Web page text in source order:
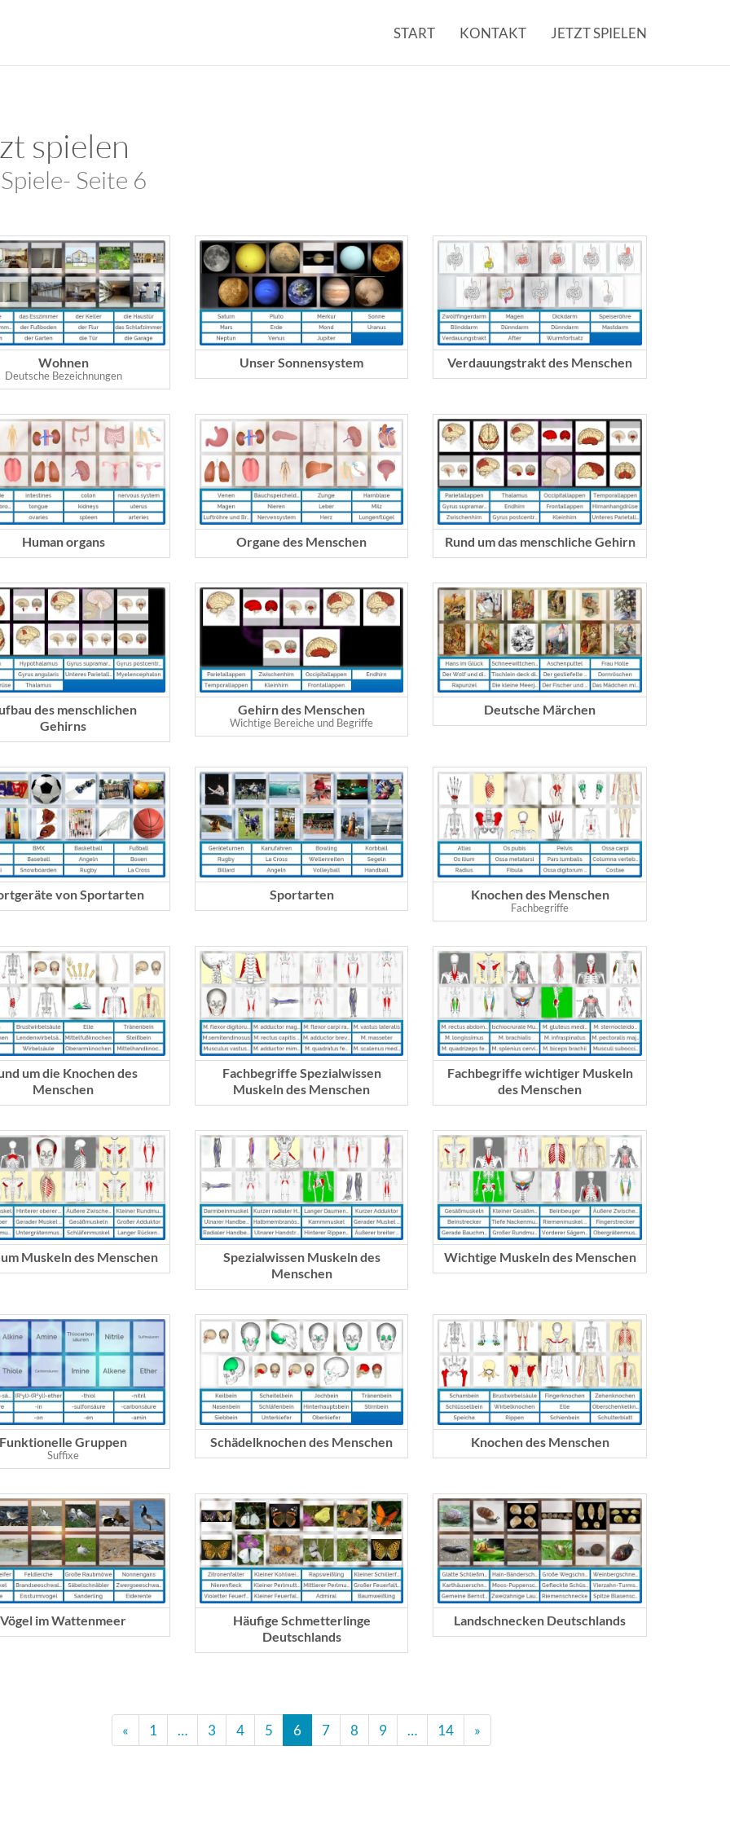
START KONTAKT JETZT SPIELEN
spielen
Seite 6
Wohnen
Deutsche Bezeichnungen
Unser Sonnensystem Verdauungstrakt des Menschen
Human organs Organe des Menschen Rund um das menschliche Gehirn
des menschlichen
Gehirns
Gehirn des Menschen
Wichtige Bereiche und Begriffe
Deutsche Märchen
von Sportarten Sportarten Knochen des Menschen
Fachbegriffe
um die Knochen des
Menschen
Fachbegriffe Spezialwissen
Muskeln des Menschen
Fachbegriffe wichtiger Muskeln
des Menschen
Muskeln des Menschen
Spezialwissen Muskeln des
Menschen
Wichtige Muskeln des Menschen
Funktionelle Gruppen
Suffixe
Schädelknochen des Menschen Knochen des Menschen
Vögel im Wattenmeer
Häufige Schmetterlinge
Deutschlands
Landschnecken Deutschlands
« 1 … 3 4 5 6 7 8 9 … 14 »